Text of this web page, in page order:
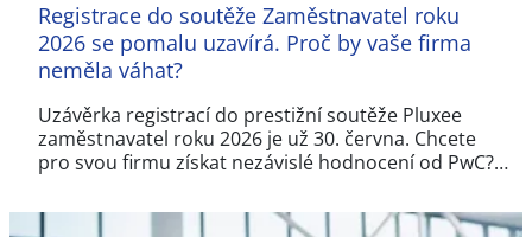
Registrace do soutěže Zaměstnavatel roku
2026 se pomalu uzavírá. Proč by vaše firma
neměla váhat?
Uzávěrka registrací do prestižní soutěže Pluxee
zaměstnavatel roku 2026 je už 30. června. Chcete
pro svou firmu získat nezávislé hodnocení od PwC?…